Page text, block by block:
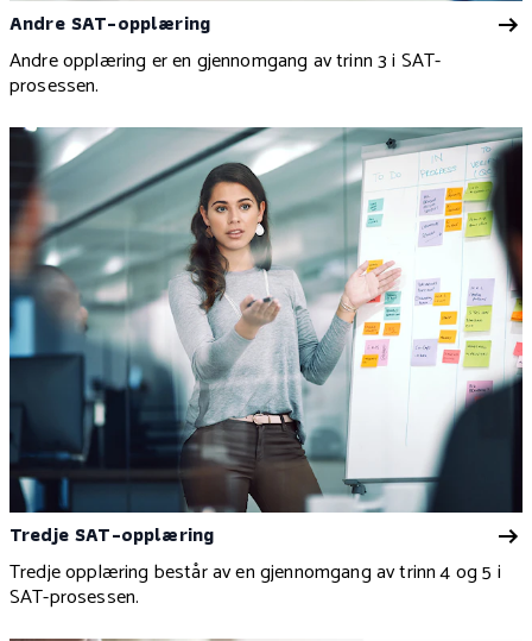
Andre SAT-opplæring
Andre opplæring er en gjennomgang av trinn 3 i SAT-
prosessen.
Tredje SAT-opplæring
Tredje opplæring består av en gjennomgang av trinn 4 og 5 i
SAT-prosessen.